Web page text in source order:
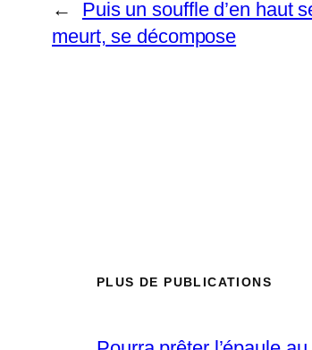
←
Puis un souffle d’en haut
meurt, se décompose
PLUS DE PUBLICATIONS